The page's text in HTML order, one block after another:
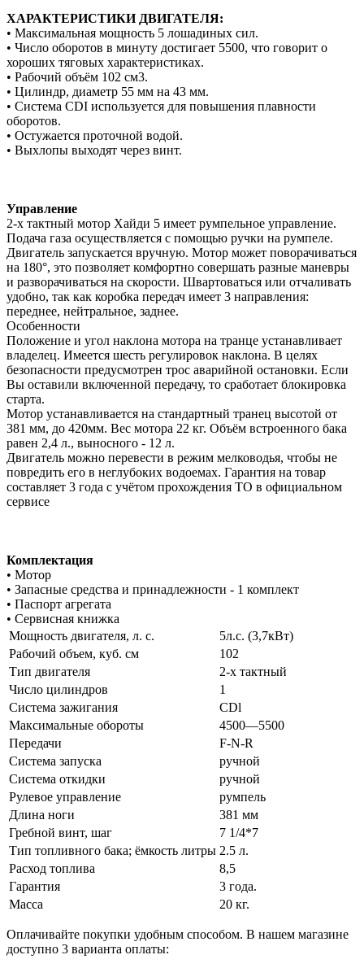
ХАРАКТЕРИСТИКИ ДВИГАТЕЛЯ:
• Максимальная мощность 5 лошадиных сил.
• Число оборотов в минуту достигает 5500, что говорит о
хороших тяговых характеристиках.
• Рабочий объём 102 см3.
• Цилиндр, диаметр 55 мм на 43 мм.
• Система CDI используется для повышения плавности
оборотов.
• Остужается проточной водой.
• Выхлопы выходят через винт.
Управление
2-х тактный мотор Хайди 5 имеет румпельное управление.
Подача газа осуществляется с помощью ручки на румпеле.
Двигатель запускается вручную. Мотор может поворачиваться
на 180°, это позволяет комфортно совершать разные маневры
и разворачиваться на скорости. Швартоваться или отчаливать
удобно, так как коробка передач имеет 3 направления:
переднее, нейтральное, заднее.
Особенности
Положение и угол наклона мотора на транце устанавливает
владелец. Имеется шесть регулировок наклона. В целях
безопасности предусмотрен трос аварийной остановки. Если
Вы оставили включенной передачу, то сработает блокировка
старта.
Мотор устанавливается на стандартный транец высотой от
381 мм, до 420мм. Вес мотора 22 кг. Объём встроенного бака
равен 2,4 л., выносного - 12 л.
Двигатель можно перевести в режим мелководья, чтобы не
повредить его в неглубоких водоемах. Гарантия на товар
составляет 3 года с учётом прохождения ТО в официальном
сервисе
Комплектация
• Мотор
• Запасные средства и принадлежности - 1 комплект
• Паспорт агрегата
• Сервисная книжка
Мощность двигателя, л. с.
5л.с. (3,7кВт)
Рабочий объем, куб. см
102
Тип двигателя
2-х тактный
Число цилиндров
1
Система зажигания
CDl
Максимальные обороты
4500—5500
Передачи
F-N-R
Система запуска
ручной
Система откидки
ручной
Рулевое управление
румпель
Длина ноги
381 мм
Гребной винт, шаг
7 1/4*7
Тип топливного бака; ёмкость литры 2.5 л.
Расход топлива
8,5
Гарантия
3 года.
Масса
20 кг.
Оплачивайте покупки удобным способом. В нашем магазине
доступно 3 варианта оплаты: